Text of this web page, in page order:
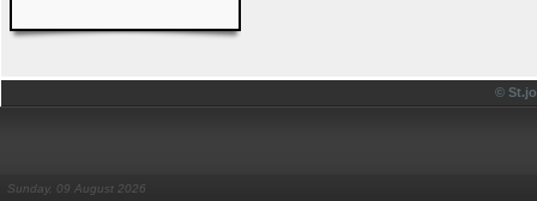
©
Sunday, 09 August 2026